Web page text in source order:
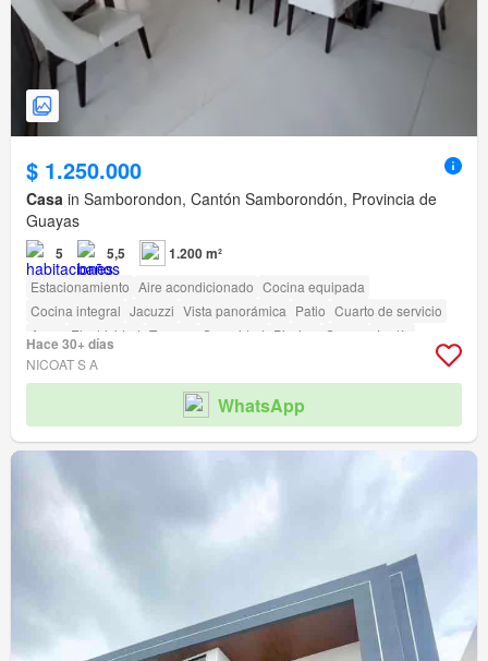
$ 1.250.000
Casa in Samborondon, Cantón Samborondón, Provincia de
Guayas
5 5,5 1.200 m²
Estacionamiento Aire acondicionado Cocina equipada
Cocina integral Jacuzzi Vista panorámica Patio Cuarto de servicio
Agua
Electricidad Terraza Seguridad Piscina Sauna
Jardín
Conserje Parrilla
Hace 30+ días
NICOAT S A
WhatsApp